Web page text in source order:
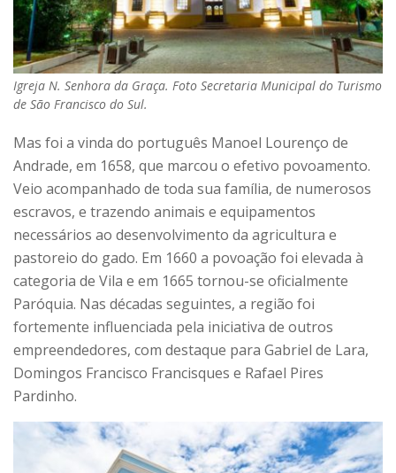
Igreja N. Senhora da Graça. Foto Secretaria Municipal do Turismo
de São Francisco do Sul.
Mas foi a vinda do português Manoel Lourenço de
Andrade, em 1658, que marcou o efetivo povoamento.
Veio acompanhado de toda sua família, de numerosos
escravos, e trazendo animais e equipamentos
necessários ao desenvolvimento da agricultura e
pastoreio do gado. Em 1660 a povoação foi elevada à
categoria de Vila e em 1665 tornou-se oficialmente
Paróquia. Nas décadas seguintes, a região foi
fortemente influenciada pela iniciativa de outros
empreendedores, com destaque para Gabriel de Lara,
Domingos Francisco Francisques e Rafael Pires
Pardinho.